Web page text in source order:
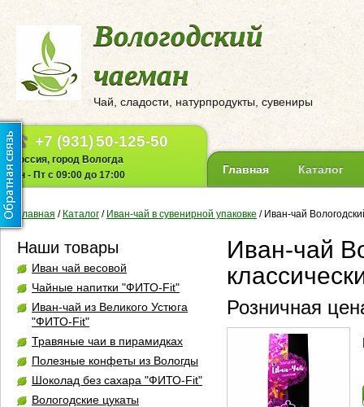
Вологодский
чаеман
Чай, сладости, натурпродукты, сувениры
+7 (931)50-125-50
Россия, город Вологда
Пн - Пт с 09:00 до 17:00
Главная Каталог
Главная / Каталог / Иван-чай в сувенирной упаковке / Иван-чай
Наши товары
Иван чай весовой
Чайные напитки "ФИТО-Fit"
Иван-чай из Великого Устюга
"ФИТО-Fit"
Травяные чаи в пирамидках
Полезные конфеты из Вологды
Шоколад без сахара "ФИТО-Fit"
Вологодские цукаты
Иван-чай
Розничная